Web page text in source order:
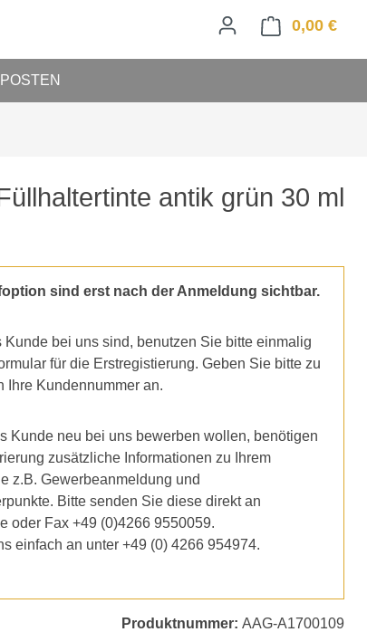
0,00 €
antik grün 30 ml
sind erst nach der Anmeldung sichtbar.
Kunde bei uns sind, benutzen Sie bitte einmalig
für die Erstregistierung. Geben Sie bitte zu
Ihre Kundennummer an.
Kunde neu bei uns bewerben wollen, benötigen
zusätzliche Informationen zu Ihrem
z.B. Gewerbeanmeldung und
Bitte senden Sie diese direkt an
oder Fax +49 (0)4266 9550059.
einfach an unter +49 (0) 4266 954974.
Produktnummer: AAG-A1700109